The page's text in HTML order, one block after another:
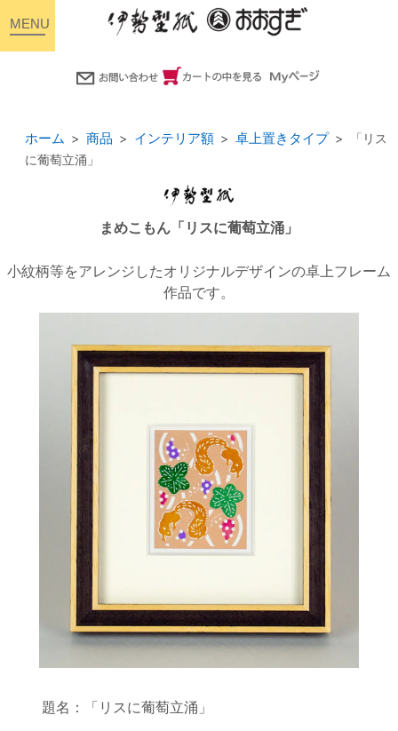
ホーム 商品 インテリア額 卓上置きタイプ
「リス
に葡萄立涌」
まめこもん「リスに葡萄立涌」
小紋柄等をアレンジしたオリジナルデザインの卓上フレーム
作品です。
題名：「リスに葡萄立涌」
toggle
navigation